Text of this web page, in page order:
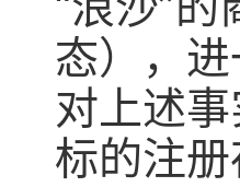
态），
对上述
标的注